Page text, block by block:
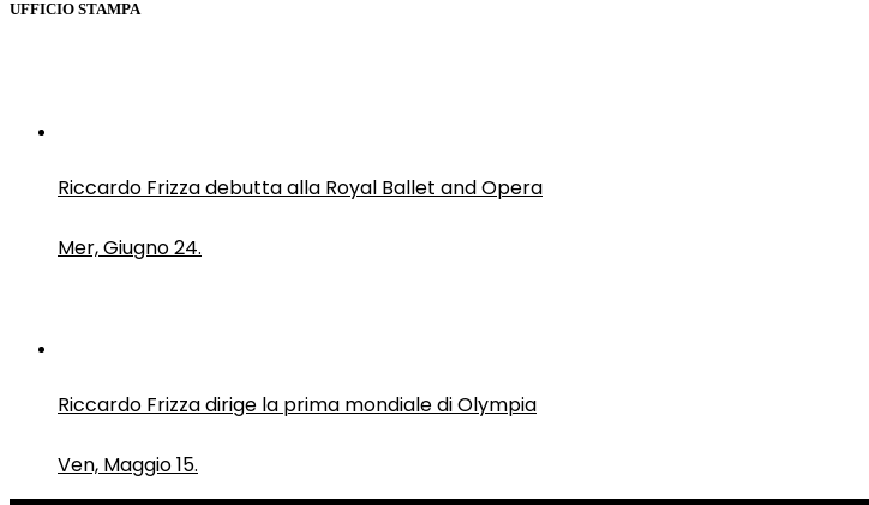
UFFICIO STAMPA
Riccardo Frizza debutta alla Royal Ballet and Opera
Mer, Giugno 24.
Riccardo Frizza dirige la prima mondiale di Olympia
Ven, Maggio 15.